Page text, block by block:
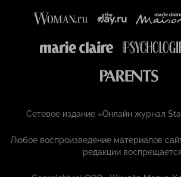
Сетевое издание «Онлайн журнал
Любое воспроизведение материалов
редакции